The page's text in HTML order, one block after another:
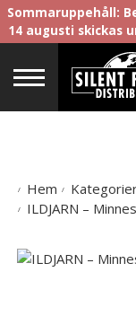
Sommaruppehåll:
14 augusti skickas
Hem
ILDJARN –